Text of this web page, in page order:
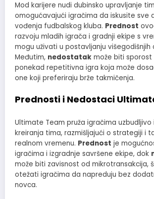
Mod karijere nudi dubinsko upravljanje
omogućavajući igračima da iskusite sve
vođenja fudbalskog kluba. Prednost
razvoju mladih igrača i gradnji ekipe s
mogu uživati u postavljanju višegodišnjih
Međutim, nedostatak može biti
ponekad repetitivna igra koja može
one koji preferiraju brže takmičenja.
Prednosti i Nedostaci
Ultimate Team pruža igračima uzbudljivo
kreiranja tima, razmišljajući o strategiji i
realnom vremenu. Prednost je
igračima i izgradnje savršene ekipe, dok
može biti zavisnost od mikrotransakcija,
otežati igračima da napreduju bez
novca.